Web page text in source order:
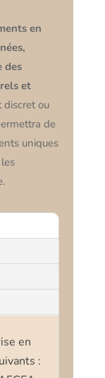
en
des
et
discret ou
de
uniques
en
: